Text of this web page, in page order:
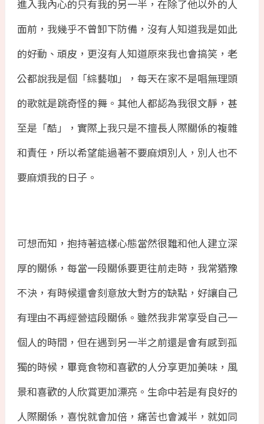
進入我內心的只有我的另一半，在除了他以外的人
面前，我幾乎不曾卸下防備，沒有人知道我是如此
的好動、頑皮，更沒有人知道原來我也會搞笑，老
公都說我是個「綜藝咖」，每天在家不是唱無理頭
的歌就是跳奇怪的舞。其他人都認為我很文靜，甚
至是「酷」，實際上我只是不擅長人際關係的複雜
和責任，所以希望能過著不要麻煩別人，別人也不
要麻煩我的日子。
可想而知，抱持著這樣心態當然很難和他人建立深
厚的關係，每當一段關係要更往前走時，我常猶豫
不決，有時候還會刻意放大對方的缺點，好讓自己
有理由不再經營這段關係。雖然我非常享受自己一
個人的時間，但在遇到另一半之前還是會有感到孤
獨的時候，畢竟食物和喜歡的人分享更加美味，風
景和喜歡的人欣賞更加漂亮。生命中若是有良好的
人際關係，喜悅就會加倍，痛苦也會減半，就如同